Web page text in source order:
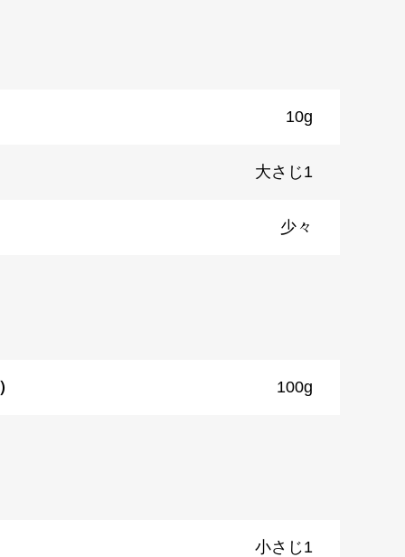
10g
大さじ1
少々
100g
小さじ1